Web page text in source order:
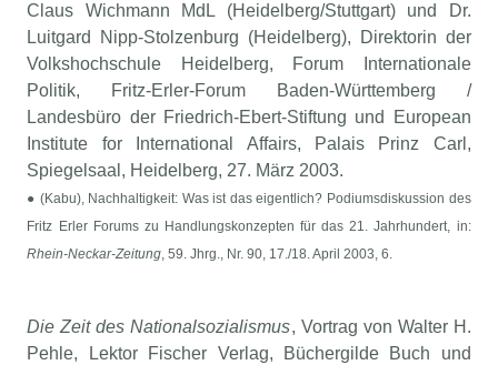
Claus Wichmann MdL (Heidelberg/Stuttgart) und Dr.
Luitgard Nipp-Stolzenburg (Heidelberg), Direktorin der
Volkshochschule Heidelberg, Forum Internationale
Politik, Fritz-Erler-Forum Baden-Württemberg /
Landesbüro der Friedrich-Ebert-Stiftung und European
Institute for International Affairs, Palais Prinz Carl,
Spiegelsaal, Heidelberg, 27. März 2003.
● (Kabu), Nachhaltigkeit: Was ist das eigentlich? Podiumsdiskussion des
Fritz Erler Forums zu Handlungskonzepten für das 21. Jahrhundert, in:
Rhein-Neckar-Zeitung, 59. Jhrg., Nr. 90, 17./18. April 2003, 6.
Die Zeit des Nationalsozialismus, Vortrag von Walter H.
Pehle, Lektor Fischer Verlag, Büchergilde Buch und